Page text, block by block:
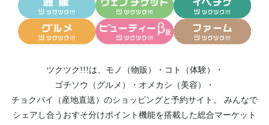
ツクツク!!!は、 モノ（物販） ・ コト（体験）
・
ゴチソウ（グルメ）
・ オメカシ（美容）
・
チョクバイ（産地直送） のショッピングと予約サイト。
みんなで
シェアし合う おすそ分けポイント機能を搭載した総合マーケット